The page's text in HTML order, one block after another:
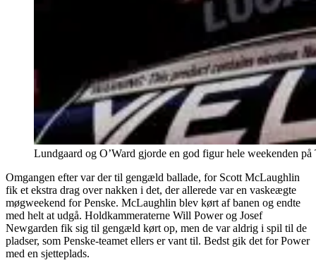
Lundgaard og O’Ward gjorde en god figur hele weekenden
Omgangen efter var der til gengæld ballade, for Scott McLaughlin
fik et ekstra drag over nakken i det, der allerede var en vaskeægte
møgweekend for Penske. McLaughlin blev kørt af banen og endte
med helt at udgå. Holdkammeraterne Will Power og Josef
Newgarden fik sig til gengæld kørt op, men de var aldrig i spil til de
pladser, som Penske-teamet ellers er vant til. Bedst gik det for Power
med en sjetteplads.